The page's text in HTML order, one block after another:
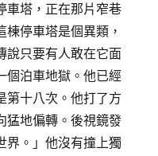
車塔，正在那片窄巷
停車塔是個異類，
說只要有人敢在它面
個泊車地獄。他已經
第十八次。他打了方
猛地偏轉。後視鏡發
界。」他沒有撞上獨